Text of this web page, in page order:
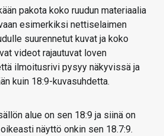
pakota koko ruudun materiaalia
esimerkiksi nettiselaimen
suurennetut kuvat ja koko
videot rajautuvat loven
ilmoitusrivi pysyy näkyvissä ja
kuin 18:9-kuvasuhdetta.
alue on sen 18:9 ja siinä on
näyttö onkin sen 18.7:9.